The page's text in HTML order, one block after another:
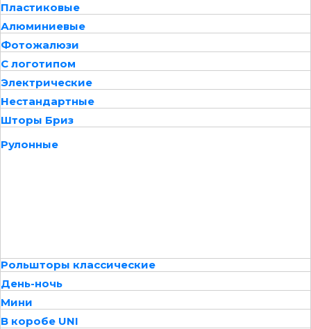
Пластиковые
Алюминиевые
Фотожалюзи
С логотипом
Электрические
Нестандартные
Шторы Бриз
Рулонные
Рольшторы классические
День-ночь
Мини
В коробе UNI